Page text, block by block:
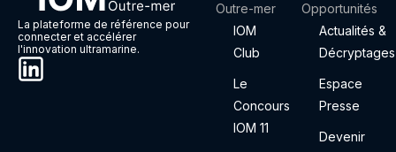
La plateforme de référence pour
connecter et accélérer
l'innovation ultramarine.
Outre-mer
IOM
Club
Le
Concours
IOM 11
Opportunités
Actualités &
Décryptages
Espace
Presse
Devenir